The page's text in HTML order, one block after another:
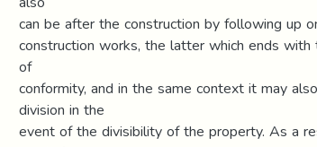
can be after the construction by following up
construction works, the latter which ends
of
conformity, and in the same context it may
division in the
event of the divisibility of the property. As a